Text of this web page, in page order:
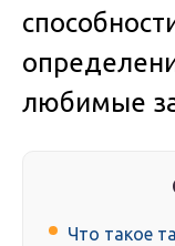
любимые
Что такое